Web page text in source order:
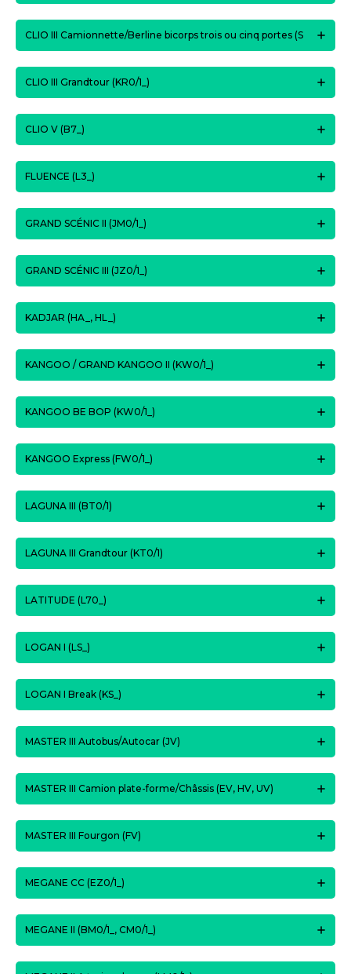
CLIO III Camionnette/Berline bicorps trois ou cinq portes (S
CLIO III Grandtour (KR0/1_)
CLIO V (B7_)
FLUENCE (L3_)
GRAND SCÉNIC II (JM0/1_)
GRAND SCÉNIC III (JZ0/1_)
KADJAR (HA_, HL_)
KANGOO / GRAND KANGOO II (KW0/1_)
KANGOO BE BOP (KW0/1_)
KANGOO Express (FW0/1_)
LAGUNA III (BT0/1)
LAGUNA III Grandtour (KT0/1)
LATITUDE (L70_)
LOGAN I (LS_)
LOGAN I Break (KS_)
MASTER III Autobus/Autocar (JV)
MASTER III Camion plate-forme/Châssis (EV, HV, UV)
MASTER III Fourgon (FV)
MEGANE CC (EZ0/1_)
MEGANE II (BM0/1_, CM0/1_)